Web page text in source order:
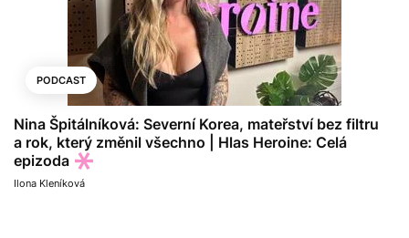
PODCAST
Nina Špitálníková: Severní Korea, mateřství bez filtru
a rok, který změnil všechno | Hlas Heroine: Celá
epizoda
Ilona Kleníková